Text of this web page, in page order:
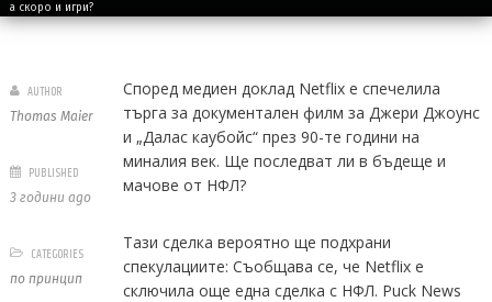
а скоро и игри?
Според медиен доклад Netflix е спечелила
търга за документален филм за Джери Джоунс
и „Далас каубойс“ през 90-те години на
миналия век. Ще последват ли в бъдеще и
мачове от НФЛ?
Тази сделка вероятно ще подхрани
спекулациите: Съобщава се, че Netflix е
сключила още една сделка с НФЛ. Puck News
AUTHOR
Thomas Maier
PUBLISHED
3 години ago
CATEGORIES
по принцип